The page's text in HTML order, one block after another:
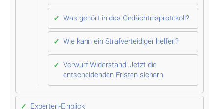
Was gehört in das Gedächtnisprotokoll?
Wie kann ein Strafverteidiger helfen?
Vorwurf Widerstand: Jetzt die
entscheidenden Fristen sichern
Experten-Einblick